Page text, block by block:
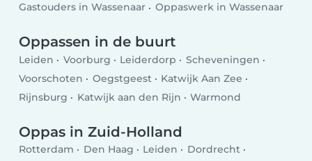
Gastouders in Wassenaar
Oppaswerk in Wassenaar
Oppassen in de buurt
Leiden Voorburg Leiderdorp
Scheveningen
Voorschoten
Oegstgeest
Katwijk Aan Zee
Rijnsburg
Katwijk aan den Rijn Warmond
Oppas in Zuid-Holland
Rotterdam Den Haag Leiden
Dordrecht